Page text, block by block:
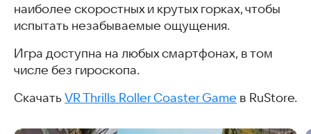
наиболее скоростных и крутых горках, чтобы
испытать незабываемые ощущения.
Игра доступна на любых смартфонах, в том
числе без гироскопа.
Скачать VR Thrills Roller Coaster Game в RuStore.